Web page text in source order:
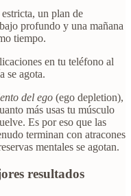
un plan de
profundo y una mañana
tiempo.
en tu teléfono al
se agota.
del ego (ego depletion),
más usas tu músculo
Es por eso que las
terminan con atracones
mentales se agotan.
resultados